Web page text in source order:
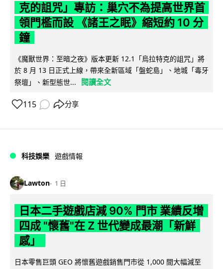
克的詛咒」專訪：巢穴不為提高世界首
領門檻而設 《諸王之眠》縮短約 10 分
鐘
《魔獸世界：至暗之夜》版本更新 12.1「烏拉特克的詛咒」將
於 8 月 13 日正式上線，帶來全新區域「盤蛇島」、地城「毒牙
祭壇」、新型態世...
閱讀全文
115 分享
科技娛樂 遊戲情報
Lawton 1 日
日本二手遊戲店減 90% 門市 業績反增
四成 "懷舊"在 Z 世代變成最潮「新鮮
感」
日本零售巨頭 GEO 將懷舊遊戲銷售門市從 1,000 間大幅減至